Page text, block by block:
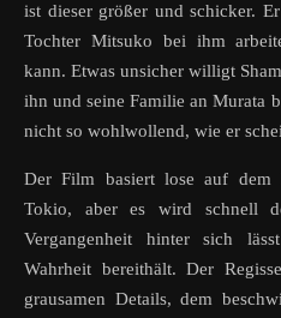
ist dieser größer und schicker.
Tochter Mitsuko bei ihm
kann. Etwas unsicher willigt
ihn und seine Familie an Murata
nicht so wohlwollend, wie er
Der Film basiert lose auf dem
Tokio, aber es wird schnell
Vergangenheit hinter sich
Wahrheit bereithält. Der
grausamen Details, dem